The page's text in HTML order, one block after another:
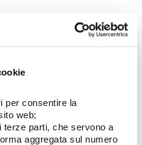
per consentire la
web;
terze parti, che servono a
aggregata sul numero